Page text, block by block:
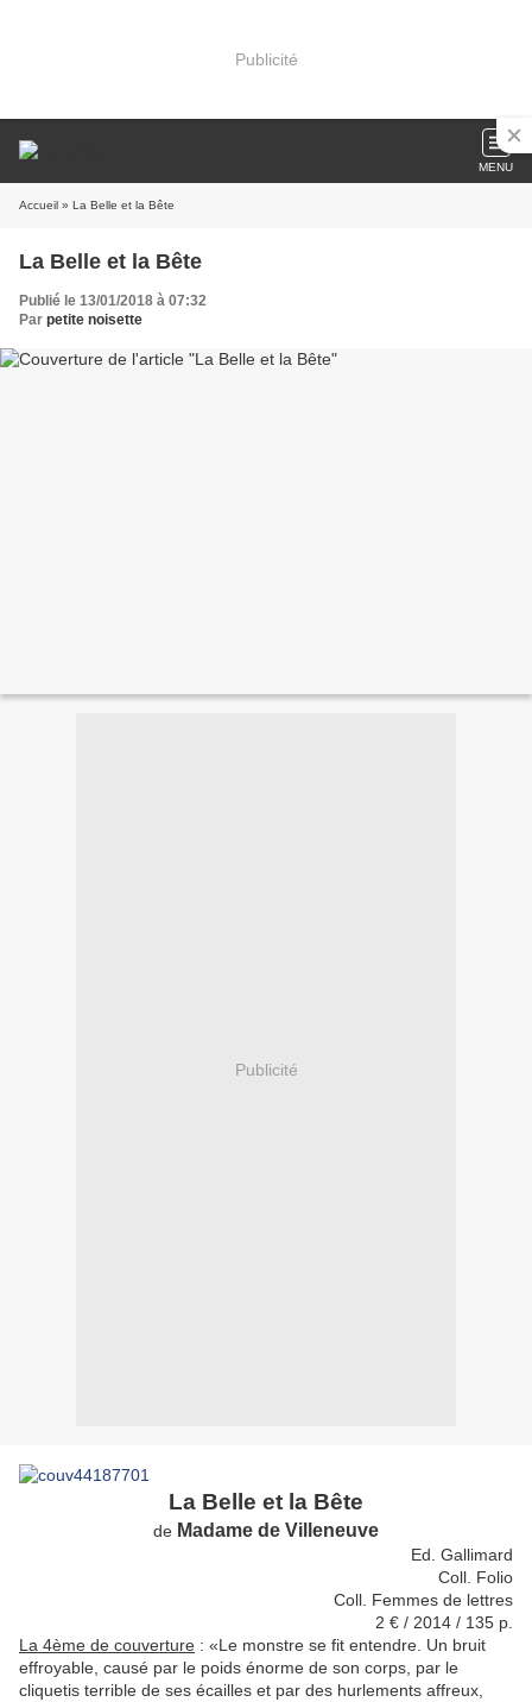
Publicité
MENU
Accueil » La Belle et la Bête
La Belle et la Bête
Publié le 13/01/2018 à 07:32
Par petite noisette
Publicité
La Belle et la Bête
de Madame de Villeneuve
Ed. Gallimard
Coll. Folio
Coll. Femmes de lettres
2 € / 2014 / 135 p.
La 4ème de couverture : «Le monstre se fit entendre. Un bruit
effroyable, causé par le poids énorme de son corps, par le
cliquetis terrible de ses écailles et par des hurlements affreux,